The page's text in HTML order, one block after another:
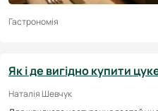
Гастрономія
Як і де вигідно купити
Наталія Шевчук